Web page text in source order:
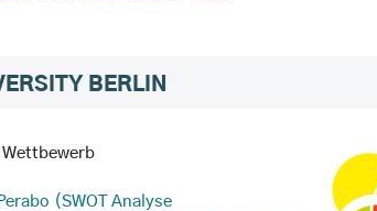
BERLIN
(SWOT Analyse